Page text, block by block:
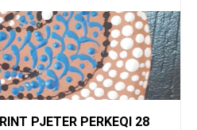
PJETER PERKEQI 28